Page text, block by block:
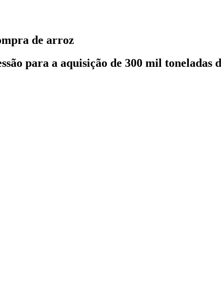
de arroz
para a aquisição de 300 mil toneladas